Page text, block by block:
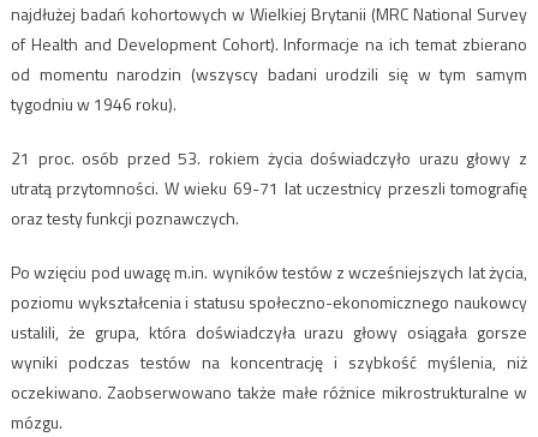
najdłużej badań kohortowych w Wielkiej Brytanii (MRC National Survey
of Health and Development Cohort). Informacje na ich temat zbierano
od momentu narodzin (wszyscy badani urodzili się w tym samym
tygodniu w 1946 roku).
21 proc. osób przed 53. rokiem życia doświadczyło urazu głowy z
utratą przytomności. W wieku 69-71 lat uczestnicy przeszli tomografię
oraz testy funkcji poznawczych.
Po wzięciu pod uwagę m.in. wyników testów z wcześniejszych lat życia,
poziomu wykształcenia i statusu społeczno-ekonomicznego naukowcy
ustalili, że grupa, która doświadczyła urazu głowy osiągała gorsze
wyniki podczas testów na koncentrację i szybkość myślenia, niż
oczekiwano. Zaobserwowano także małe różnice mikrostrukturalne w
mózgu.